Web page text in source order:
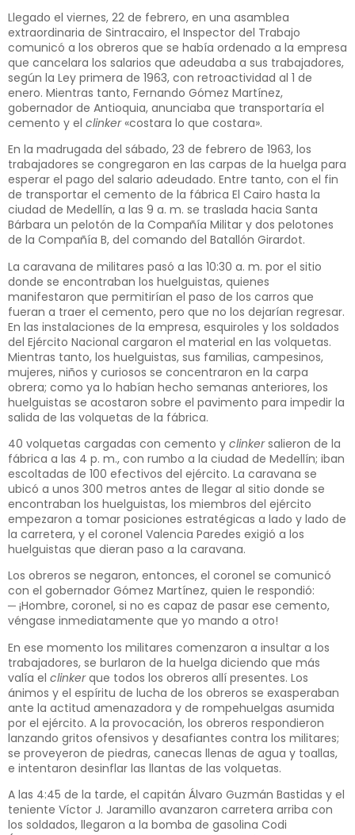
Llegado el viernes, 22 de febrero, en una asamblea
extraordinaria de Sintracairo, el Inspector del Trabajo
comunicó a los obreros que se había ordenado a la empresa
que cancelara los salarios que adeudaba a sus trabajadores,
según la Ley primera de 1963, con retroactividad al 1 de
enero. Mientras tanto, Fernando Gómez Martínez,
gobernador de Antioquia, anunciaba que transportaría el
cemento y el clinker«costara lo que costara».
En la madrugada del sábado, 23 de febrero de 1963, los
trabajadores se congregaron en las carpas de la huelga para
esperar el pago del salario adeudado. Entre tanto, con el fin
de transportar el cemento de la fábrica El Cairo hasta la
ciudad de Medellín, a las 9 a. m. se traslada hacia Santa
Bárbara un pelotón de la Compañía Militar y dos pelotones
de la Compañía B, del comando del Batallón Girardot.
La caravana de militares pasó a las 10:30 a. m. por el sitio
donde se encontraban los huelguistas, quienes
manifestaron que permitirían el paso de los carros que
fueran a traer el cemento, pero que no los dejarían regresar.
En las instalaciones de la empresa, esquiroles y los soldados
del Ejército Nacional cargaron el material en las volquetas.
Mientras tanto, los huelguistas, sus familias, campesinos,
mujeres, niños y curiosos se concentraron en la carpa
obrera; como ya lo habían hecho semanas anteriores, los
huelguistas se acostaron sobre el pavimento para impedir la
salida de las volquetas de la fábrica.
40 volquetas cargadas con cemento y clinkersalieron de la
fábrica a las 4 p. m., con rumbo a la ciudad de Medellín; iban
escoltadas de 100 efectivos del ejército. La caravana se
ubicó a unos 300 metros antes de llegar al sitio donde se
encontraban los huelguistas, los miembros del ejército
empezaron a tomar posiciones estratégicas a lado y lado de
la carretera, y el coronel Valencia Paredes exigió a los
huelguistas que dieran paso a la caravana.
Los obreros se negaron, entonces, el coronel se comunicó
con el gobernador Gómez Martínez, quien le respondió:
─ ¡Hombre, coronel, si no es capaz de pasar ese cemento,
véngase inmediatamente que yo mando a otro!
En ese momento los militares comenzaron a insultar a los
trabajadores, se burlaron de la huelga diciendo que más
valía el clinkerque todos los obreros allí presentes. Los
ánimos y el espíritu de lucha de los obreros se exasperaban
ante la actitud amenazadora y de rompehuelgas asumida
por el ejército. A la provocación, los obreros respondieron
lanzando gritos ofensivos y desafiantes contra los militares;
se proveyeron de piedras, canecas llenas de agua y toallas,
e intentaron desinflar las llantas de las volquetas.
A las 4:45 de la tarde, el capitán Álvaro Guzmán Bastidas y el
teniente Víctor J. Jaramillo avanzaron carretera arriba con
los soldados, llegaron a la bomba de gasolina Codi